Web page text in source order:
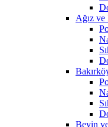
Ağız ve
Beyin